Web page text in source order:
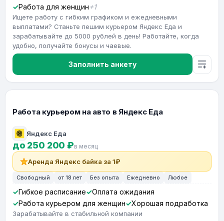
Работа для женщин +1
Ищете работу с гибким графиком и ежедневными
выплатами? Станьте пешим курьером Яндекс Еда и
зарабатывайте до 5000 рублей в день! Работайте, когда
удобно, получайте бонусы и чаевые.
Заполнить анкету
Работа курьером на авто в Яндекс Еда
Яндекс Еда
до 250 200 ₽в месяц
Аренда Яндекс байка за 1₽
Свободный от 18 лет Без опыта Ежедневно Любое
Гибкое расписание
Оплата ожидания
Работа курьером для женщин
Хорошая подработка
Зарабатывайте в стабильной компании